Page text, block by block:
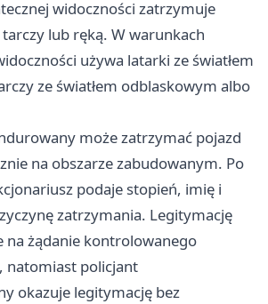
widoczności zatrzymuje
tarczy lub ręką. W warunkach
używa latarki ze światłem
ze światłem odblaskowym albo
może zatrzymać pojazd
na obszarze zabudowanym. Po
podaje stopień, imię i
zatrzymania. Legitymację
na żądanie kontrolowanego
natomiast policjant
okazuje legitymację bez